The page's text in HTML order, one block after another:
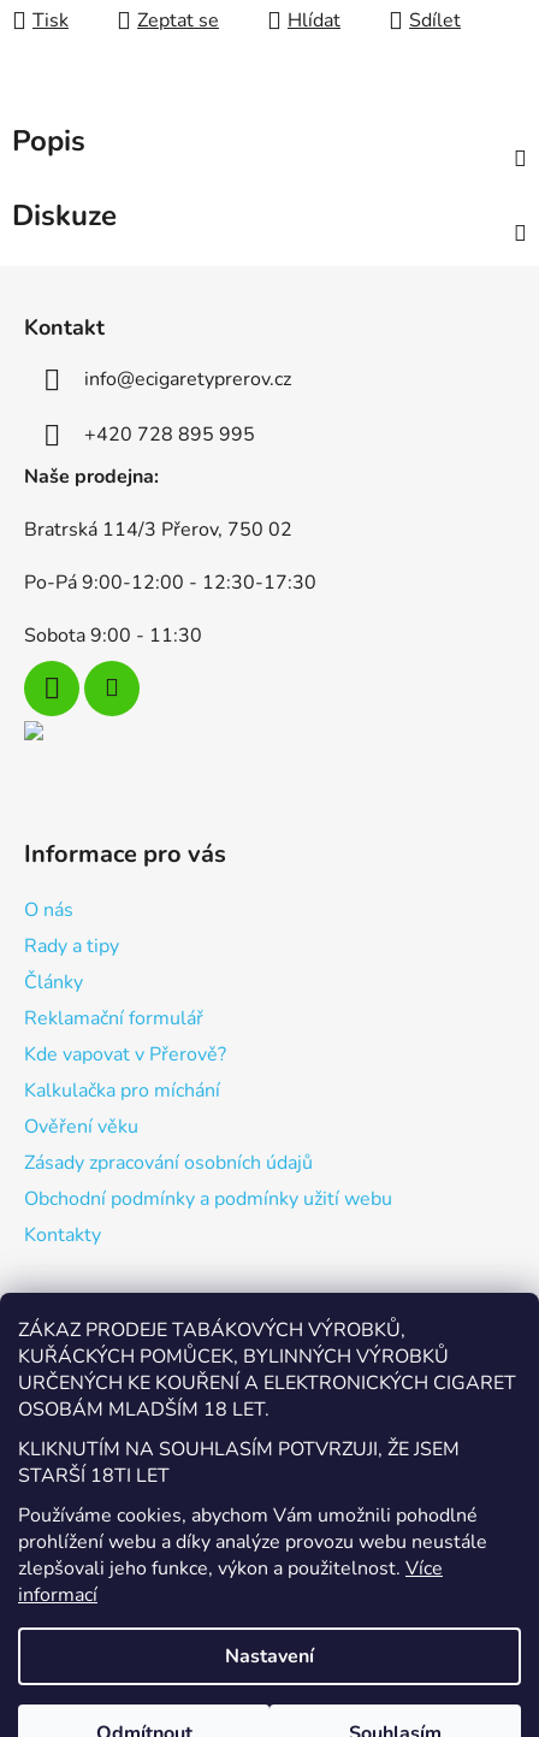
ZÁKAZ PRODEJE TABÁKOVÝCH VÝROBKŮ,
KUŘÁCKÝCH POMŮCEK, BYLINNÝCH VÝROBKŮ
URČENÝCH KE KOUŘENÍ A ELEKTRONICKÝCH CIGARET
OSOBÁM MLADŠÍM 18 LET.
KLIKNUTÍM NA SOUHLASÍM POTVRZUJI, ŽE JSEM
STARŠÍ 18TI LET
Používáme cookies, abychom Vám umožnili pohodlné
prohlížení webu a díky analýze provozu webu neustále
zlepšovali jeho funkce, výkon a použitelnost. Více
informací
Nastavení
Tisk Zeptat se Hlídat Sdílet
Popis
Diskuze
Kontakt
info@ecigaretyprerov.cz
+420 728 895 995
Naše prodejna:
Bratrská 114/3 Přerov, 750 02
Po-Pá 9:00-12:00 - 12:30-17:30
Sobota 9:00 - 11:30
Informace pro vás
O nás
Rady a tipy
Články
Reklamační formulář
Kde vapovat v Přerově?
Kalkulačka pro míchání
Ověření věku
Zásady zpracování osobních údajů
Obchodní podmínky a podmínky užití webu
Kontakty
Odebírat newsletter
Vložte svůj e-mail a my vám budeme zasílat informace o
nových produktech na našem e-shopu.
E-mail
Vložením e-mailu souhlasíte s
podmínkami ochrany
osobních údajů
PŘIHLÁSIT SE
Vytvořil Shoptet